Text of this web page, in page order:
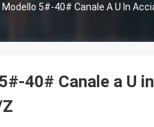
Modello 5#-40# Canale A U In
40# Canale a U